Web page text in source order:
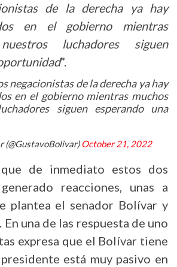
de la derecha ya hay
en el gobierno mientras
luchadores siguen
”.
negacionistas de la derecha ya hay
en el gobierno mientras muchos
siguen esperando una
(@GustavoBolivar)October 21, 2022
de inmediato estos dos
reacciones, unas a
plantea el senador Bolívar y
una de las respuesta de uno
expresa que el Bolívar tiene
está muy pasivo en